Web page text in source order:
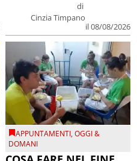
di
Cinzia Timpano
il 08/08/2026
APPUNTAMENTI,OGGI &
DOMANI